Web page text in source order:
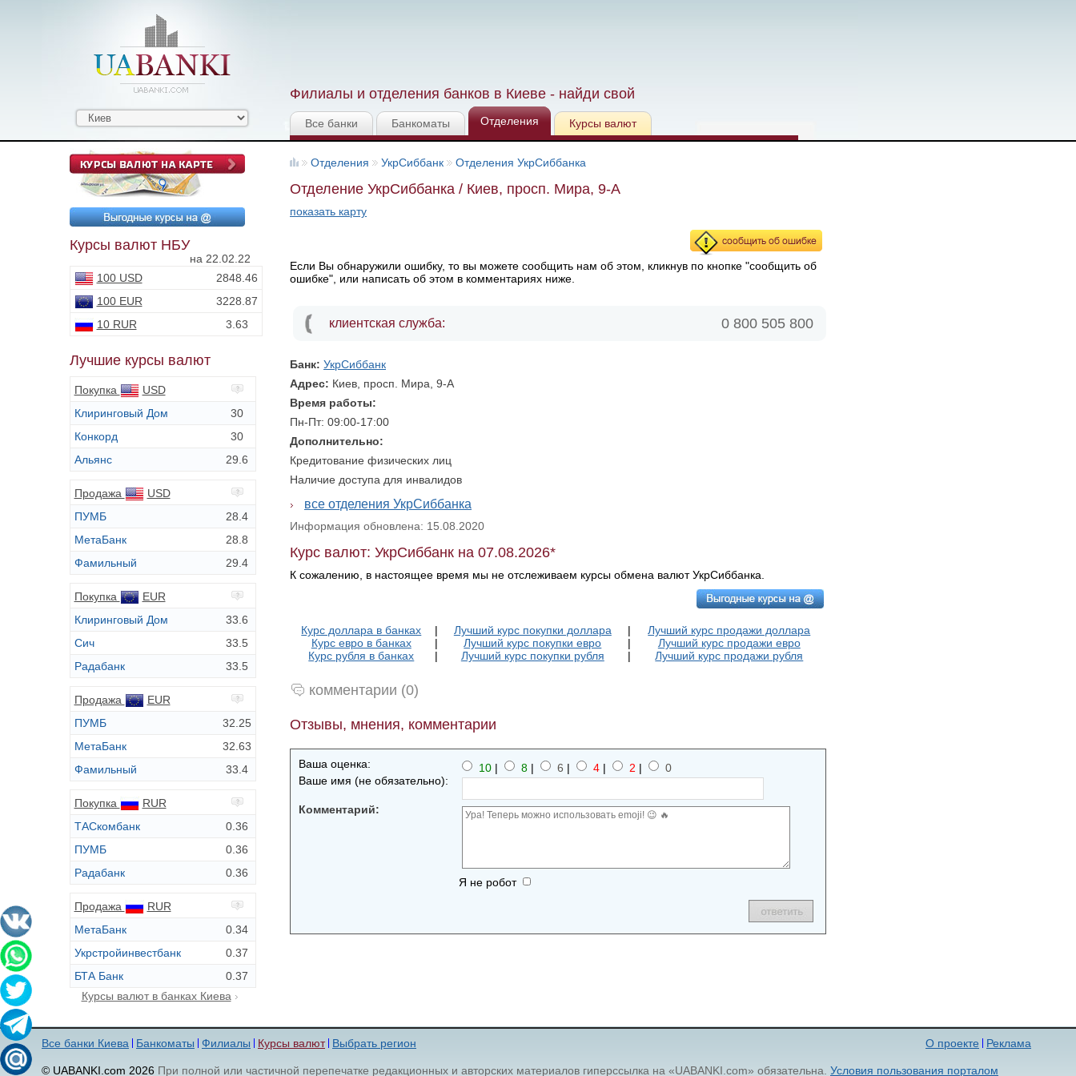
Филиалы и отделения банков в Киеве - найди свой
Все банки Банкоматы Отделения Курсы валют
Курсы валют НБУ
на 22.02.22
100 USD
2848.46
100 EUR
3228.87
10 RUR
3.63
Лучшие курсы валют
Покупка
USD
Клиринговый Дом
30
Конкорд
30
Альянс
29.6
Продажа
USD
ПУМБ
28.4
МетаБанк
28.8
Фамильный
29.4
Покупка
EUR
Клиринговый Дом
33.6
Сич
33.5
Радабанк
33.5
Продажа
EUR
ПУМБ
32.25
МетаБанк
32.63
Фамильный
33.4
Покупка
RUR
ТАСкомбанк
0.36
ПУМБ
0.36
Радабанк
0.36
Продажа
RUR
МетаБанк
0.34
Укрстройинвестбанк
0.37
БТА Банк
0.37
Курсы валют в банках Киева
Отделения УкрСиббанк Отделения УкрСиббанка
Отделение УкрСиббанка / Киев, просп. Мира, 9-А
показать карту
Если Вы обнаружили ошибку, то вы можете сообщить нам об этом, кликнув по кнопке "сообщить об
ошибке", или написать об этом в комментариях ниже.
клиентская служба: 0 800 505 800
Банк: УкрСиббанк
Адрес: Киев, просп. Мира, 9-А
Время работы:
Пн-Пт: 09:00-17:00
Дополнительно:
Кредитование физических лиц
Наличие доступа для инвалидов
все отделения УкрСиббанка
Информация обновлена: 15.08.2020
Курс валют: УкрСиббанк на 07.08.2026*
К сожалению, в настоящее время мы не отслеживаем курсы обмена валют УкрСиббанка.
Курс доллара в банках | Лучший курс покупки доллара |
Лучший курс продажи доллара
Курс евро в банках
| Лучший курс покупки евро |
Лучший курс продажи евро
Курс рубля в банках
| Лучший курс покупки рубля | Лучший курс продажи рубля
комментарии (0)
Отзывы, мнения, комментарии
Ваша оценка: 10 | 8 | 6 | 4 | 2 |
0
Ваше имя (не обязательно):
Комментарий:
Я не робот
Реклама
О проекте
Все банки Киева Банкоматы Филиалы Курсы валют Выбрать регион
© UABANKI.com 2026 При полной или частичной перепечатке редакционных и авторских материалов гиперссылка на «UABANKI.com» обязательна. Условия пользования порталом